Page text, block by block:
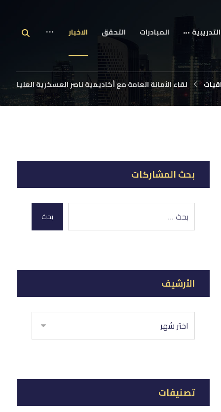
المبادرات التحقق الاخبار
لقاء الأمانة العامة مع أكاديمية ناصر العسكرية العليا
بحث المشاركات
بحث
الأرشيف
تصنيفات